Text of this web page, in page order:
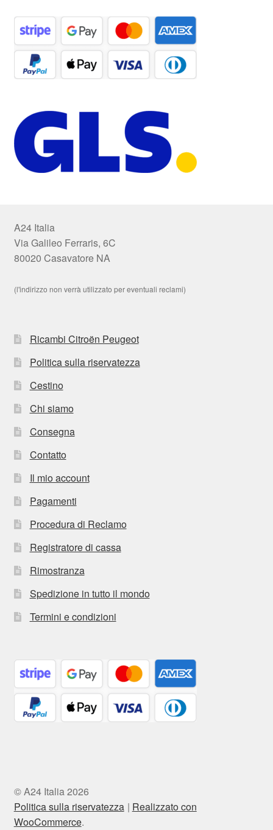
A24 Italia
Via Galileo Ferraris, 6C
80020 Casavatore NA
(l'indirizzo non verrà utilizzato per eventuali reclami)
Ricambi Citroën Peugeot
Politica sulla riservatezza
Cestino
Chi siamo
Consegna
Contatto
Il mio account
Pagamenti
Procedura di Reclamo
Registratore di cassa
Rimostranza
Spedizione in tutto il mondo
Termini e condizioni
© A24 Italia 2026
Politica sulla riservatezza
Realizzato con
WooCommerce.